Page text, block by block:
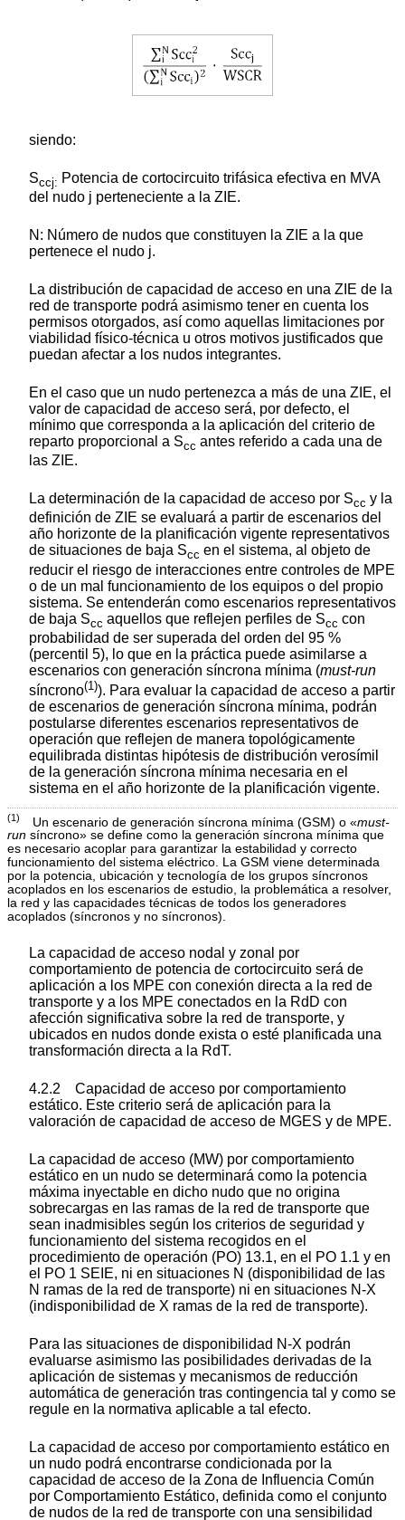
siendo:
Sccj: Potencia de cortocircuito trifásica efectiva en MVA
del nudo j perteneciente a la ZIE.
N: Número de nudos que constituyen la ZIE a la que
pertenece el nudo j.
La distribución de capacidad de acceso en una ZIE de la
red de transporte podrá asimismo tener en cuenta los
permisos otorgados, así como aquellas limitaciones por
viabilidad físico-técnica u otros motivos justificados que
puedan afectar a los nudos integrantes.
En el caso que un nudo pertenezca a más de una ZIE, el
valor de capacidad de acceso será, por defecto, el
mínimo que corresponda a la aplicación del criterio de
reparto proporcional a Scc antes referido a cada una de
las ZIE.
La determinación de la capacidad de acceso por Scc y la
definición de ZIE se evaluará a partir de escenarios del
año horizonte de la planificación vigente representativos
de situaciones de baja Scc en el sistema, al objeto de
reducir el riesgo de interacciones entre controles de MPE
o de un mal funcionamiento de los equipos o del propio
sistema. Se entenderán como escenarios representativos
de baja Scc aquellos que reflejen perfiles de Scc con
probabilidad de ser superada del orden del 95 %
(percentil 5), lo que en la práctica puede asimilarse a
escenarios con generación síncrona mínima (must-run
síncrono(1)). Para evaluar la capacidad de acceso a partir
de escenarios de generación síncrona mínima, podrán
postularse diferentes escenarios representativos de
operación que reflejen de manera topológicamente
equilibrada distintas hipótesis de distribución verosímil
de la generación síncrona mínima necesaria en el
sistema en el año horizonte de la planificación vigente.
(1) Un escenario de generación síncrona mínima (GSM) o «must-
run síncrono» se define como la generación síncrona mínima que
es necesario acoplar para garantizar la estabilidad y correcto
funcionamiento del sistema eléctrico. La GSM viene determinada
por la potencia, ubicación y tecnología de los grupos síncronos
acoplados en los escenarios de estudio, la problemática a resolver,
la red y las capacidades técnicas de todos los generadores
acoplados (síncronos y no síncronos).
La capacidad de acceso nodal y zonal por
comportamiento de potencia de cortocircuito será de
aplicación a los MPE con conexión directa a la red de
transporte y a los MPE conectados en la RdD con
afección significativa sobre la red de transporte, y
ubicados en nudos donde exista o esté planificada una
transformación directa a la RdT.
4.2.2 Capacidad de acceso por comportamiento
estático. Este criterio será de aplicación para la
valoración de capacidad de acceso de MGES y de MPE.
La capacidad de acceso (MW) por comportamiento
estático en un nudo se determinará como la potencia
máxima inyectable en dicho nudo que no origina
sobrecargas en las ramas de la red de transporte que
sean inadmisibles según los criterios de seguridad y
funcionamiento del sistema recogidos en el
procedimiento de operación (PO) 13.1, en el PO 1.1 y en
el PO 1 SEIE, ni en situaciones N (disponibilidad de las
N ramas de la red de transporte) ni en situaciones N-X
(indisponibilidad de X ramas de la red de transporte).
Para las situaciones de disponibilidad N-X podrán
evaluarse asimismo las posibilidades derivadas de la
aplicación de sistemas y mecanismos de reducción
automática de generación tras contingencia tal y como se
regule en la normativa aplicable a tal efecto.
La capacidad de acceso por comportamiento estático en
un nudo podrá encontrarse condicionada por la
capacidad de acceso de la Zona de Influencia Común
por Comportamiento Estático, definida como el conjunto
de nudos de la red de transporte con una sensibilidad